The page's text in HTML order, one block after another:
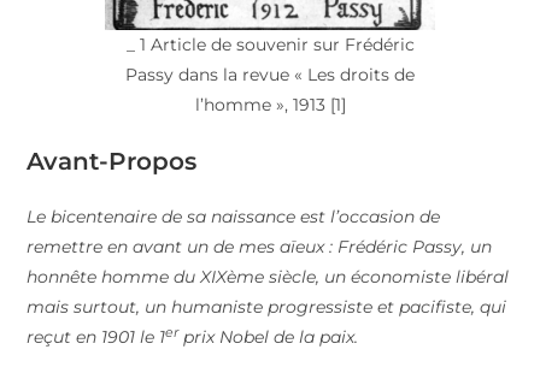
_ 1 Article de souvenir sur Frédéric
Passy dans la revue « Les droits de
l’homme », 1913 [1]
Avant-Propos
Le bicentenaire de sa naissance est l’occasion de
remettre en avant un de mes aïeux : Frédéric Passy, un
honnête homme du XIXème siècle, un économiste libéral
mais surtout, un humaniste progressiste et pacifiste, qui
reçut en 1901 le 1erprix Nobel de la paix.